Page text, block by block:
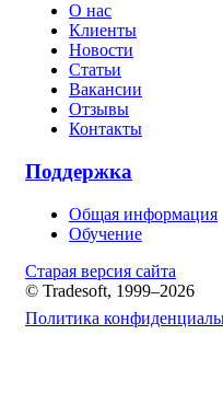
О нас
Клиенты
Новости
Статьи
Вакансии
Отзывы
Контакты
Поддержка
Общая информация
Обучение
Старая версия сайта
© Tradesoft, 1999–2026
Политика